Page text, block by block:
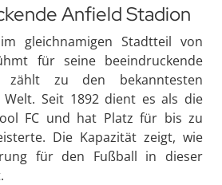
Anfield Stadion
gleichnamigen Stadtteil von
für seine beeindruckende
zählt zu den bekanntesten
Welt. Seit 1892 dient es als die
FC und hat Platz für bis zu
Die Kapazität zeigt, wie
für den Fußball in dieser